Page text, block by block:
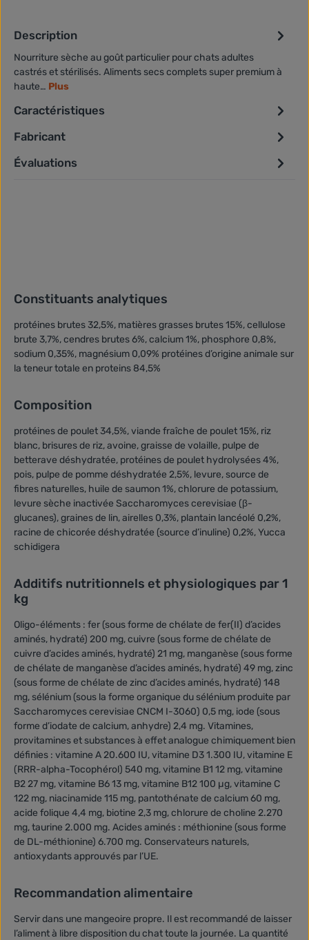
Description
Nourriture sèche au goût particulier pour chats adultes
castrés et stérilisés. Aliments secs complets super premium à
haute… Plus
Caractéristiques
Fabricant
Évaluations
Constituants analytiques
protéines brutes 32,5%, matières grasses brutes 15%, cellulose
brute 3,7%, cendres brutes 6%, calcium 1%, phosphore 0,8%,
sodium 0,35%, magnésium 0,09% protéines d’origine animale sur
la teneur totale en proteins 84,5%
Composition
protéines de poulet 34,5%, viande fraîche de poulet 15%, riz
blanc, brisures de riz, avoine, graisse de volaille, pulpe de
betterave déshydratée, protéines de poulet hydrolysées 4%,
pois, pulpe de pomme déshydratée 2,5%, levure, source de
fibres naturelles, huile de saumon 1%, chlorure de potassium,
levure sèche inactivée Saccharomyces cerevisiae (β-
glucanes), graines de lin, airelles 0,3%, plantain lancéolé 0,2%,
racine de chicorée déshydratée (source d’inuline) 0,2%, Yucca
schidigera
Additifs nutritionnels et physiologiques par 1
kg
Oligo-éléments : fer (sous forme de chélate de fer(II) d’acides
aminés, hydraté) 200 mg, cuivre (sous forme de chélate de
cuivre d’acides aminés, hydraté) 21 mg, manganèse (sous forme
de chélate de manganèse d’acides aminés, hydraté) 49 mg, zinc
(sous forme de chélate de zinc d’acides aminés, hydraté) 148
mg, sélénium (sous la forme organique du sélénium produite par
Saccharomyces cerevisiae CNCM I-3060) 0,5 mg, iode (sous
forme d’iodate de calcium, anhydre) 2,4 mg. Vitamines,
provitamines et substances à effet analogue chimiquement bien
définies : vitamine A 20.600 IU, vitamine D3 1.300 IU, vitamine E
(RRR-alpha-Tocophérol) 540 mg, vitamine B1 12 mg, vitamine
B2 27 mg, vitamine B6 13 mg, vitamine B12 100 µg, vitamine C
122 mg, niacinamide 115 mg, pantothénate de calcium 60 mg,
acide folique 4,4 mg, biotine 2,3 mg, chlorure de choline 2.270
mg, taurine 2.000 mg. Acides aminés : méthionine (sous forme
de DL-méthionine) 6.700 mg. Conservateurs naturels,
antioxydants approuvés par l’UE.
Recommandation alimentaire
Servir dans une mangeoire propre. Il est recommandé de laisser
l’aliment à libre disposition du chat toute la journée. La quantité